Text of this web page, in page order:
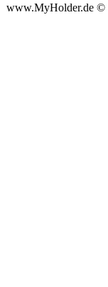
www.MyHolder.de ©